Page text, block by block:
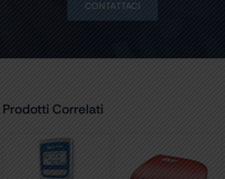
CONTATTACI
Prodotti Correlati